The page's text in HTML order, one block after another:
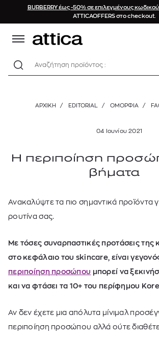
BURBERRY έως -50% σε επιλεγμένους
ATTICAOFFERS στο checkout.
Αναζήτηση προϊόντος :
ΑΡΧΙΚΉ / EDITORIAL / ΟΜΟΡΦΙΑ /
04 Ιουνίου 2021
Η περιποίηση
βήματα
Ανακαλύψτε τα πιο σημαντικά προϊόντα
ρουτίνα σας.
Με τόσες συναρπαστικές προτάσεις της
στο κεφάλαιο του skincare, είναι
περιποίηση προσώπου μπορεί να
και να φτάσει τα 10+ του περίφημου
Αν δεν έχετε μια απόλυτα μίνιμαλ
περιποίηση προσώπου αλλά ούτε